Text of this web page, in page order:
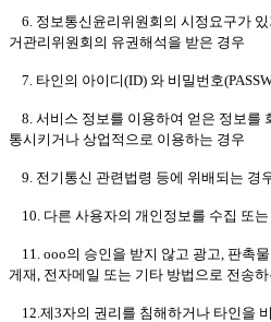
6. 정보통신윤리위원회의 시정요구가
거관리위원회의 유권해석을 받은 경우
7. 타인의 아이디(ID) 와 비밀번호
8. 서비스 정보를 이용하여 얻은 정보를
통시키거나 상업적으로 이용하는 경우
9. 전기통신 관련법령 등에 위배되는 경
10. 다른 사용자의 개인정보를 수집 또
11. ooo의 승인을 받지 않고 광고, 판촉
게재, 전자메일 또는 기타 방법으로 전송
12.제3자의 권리를 침해하거나 타인을